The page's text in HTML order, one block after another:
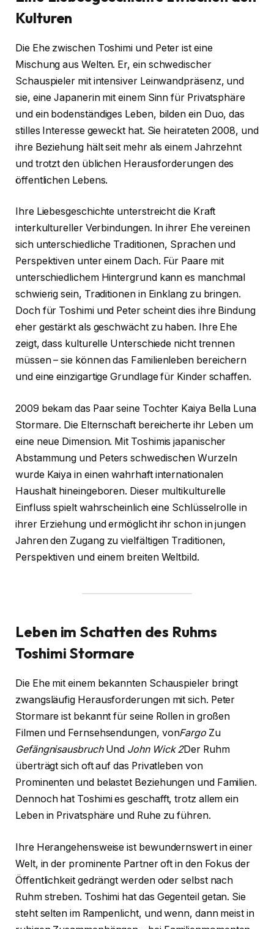
Kulturen
Die Ehe zwischen Toshimi und Peter ist eine
Mischung aus Welten. Er, ein schwedischer
Schauspieler mit intensiver Leinwandpräsenz, und
sie, eine Japanerin mit einem Sinn für Privatsphäre
und ein bodenständiges Leben, bilden ein Duo, das
stilles Interesse geweckt hat. Sie heirateten 2008, und
ihre Beziehung hält seit mehr als einem Jahrzehnt
und trotzt den üblichen Herausforderungen des
öffentlichen Lebens.
Ihre Liebesgeschichte unterstreicht die Kraft
interkultureller Verbindungen. In ihrer Ehe vereinen
sich unterschiedliche Traditionen, Sprachen und
Perspektiven unter einem Dach. Für Paare mit
unterschiedlichem Hintergrund kann es manchmal
schwierig sein, Traditionen in Einklang zu bringen.
Doch für Toshimi und Peter scheint dies ihre Bindung
eher gestärkt als geschwächt zu haben. Ihre Ehe
zeigt, dass kulturelle Unterschiede nicht trennen
müssen – sie können das Familienleben bereichern
und eine einzigartige Grundlage für Kinder schaffen.
2009 bekam das Paar seine Tochter Kaiya Bella Luna
Stormare. Die Elternschaft bereicherte ihr Leben um
eine neue Dimension. Mit Toshimis japanischer
Abstammung und Peters schwedischen Wurzeln
wurde Kaiya in einen wahrhaft internationalen
Haushalt hineingeboren. Dieser multikulturelle
Einfluss spielt wahrscheinlich eine Schlüsselrolle in
ihrer Erziehung und ermöglicht ihr schon in jungen
Jahren den Zugang zu vielfältigen Traditionen,
Perspektiven und einem breiten Weltbild.
Leben im Schatten des Ruhms
Toshimi Stormare
Die Ehe mit einem bekannten Schauspieler bringt
zwangsläufig Herausforderungen mit sich. Peter
Stormare ist bekannt für seine Rollen in großen
Filmen und Fernsehsendungen, vonFargo Zu
GefängnisausbruchUnd John Wick 2Der Ruhm
überträgt sich oft auf das Privatleben von
Prominenten und belastet Beziehungen und Familien.
Dennoch hat Toshimi es geschafft, trotz allem ein
Leben in Privatsphäre und Ruhe zu führen.
Ihre Herangehensweise ist bewundernswert in einer
Welt, in der prominente Partner oft in den Fokus der
Öffentlichkeit gedrängt werden oder selbst nach
Ruhm streben. Toshimi hat das Gegenteil getan. Sie
steht selten im Rampenlicht, und wenn, dann meist in